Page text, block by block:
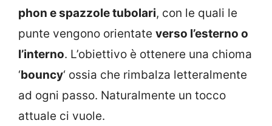
phon e spazzole tubolari, con le quali le
punte vengono orientate verso l’esterno o
l’interno. L’obiettivo è ottenere una chioma
‘bouncy‘ ossia che rimbalza letteralmente
ad ogni passo. Naturalmente un tocco
attuale ci vuole.